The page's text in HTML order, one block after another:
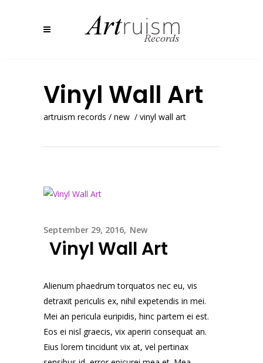
Vinyl Wall Art
artruism records / new / vinyl wall art
September 29, 2016 New
Vinyl Wall Art
Alienum phaedrum torquatos nec eu, vis
detraxit periculis ex, nihil expetendis in mei.
Mei an pericula euripidis, hinc partem ei est.
Eos ei nisl graecis, vix aperiri consequat an.
Eius lorem tincidunt vix at, vel pertinax